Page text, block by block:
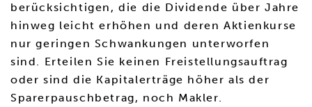
berücksichtigen, die die Dividende über Jahre
hinweg leicht erhöhen und deren Aktienkurse
nur geringen Schwankungen unterworfen
sind. Erteilen Sie keinen Freistellungsauftrag
oder sind die Kapitalerträge höher als der
Sparerpauschbetrag, noch Makler.